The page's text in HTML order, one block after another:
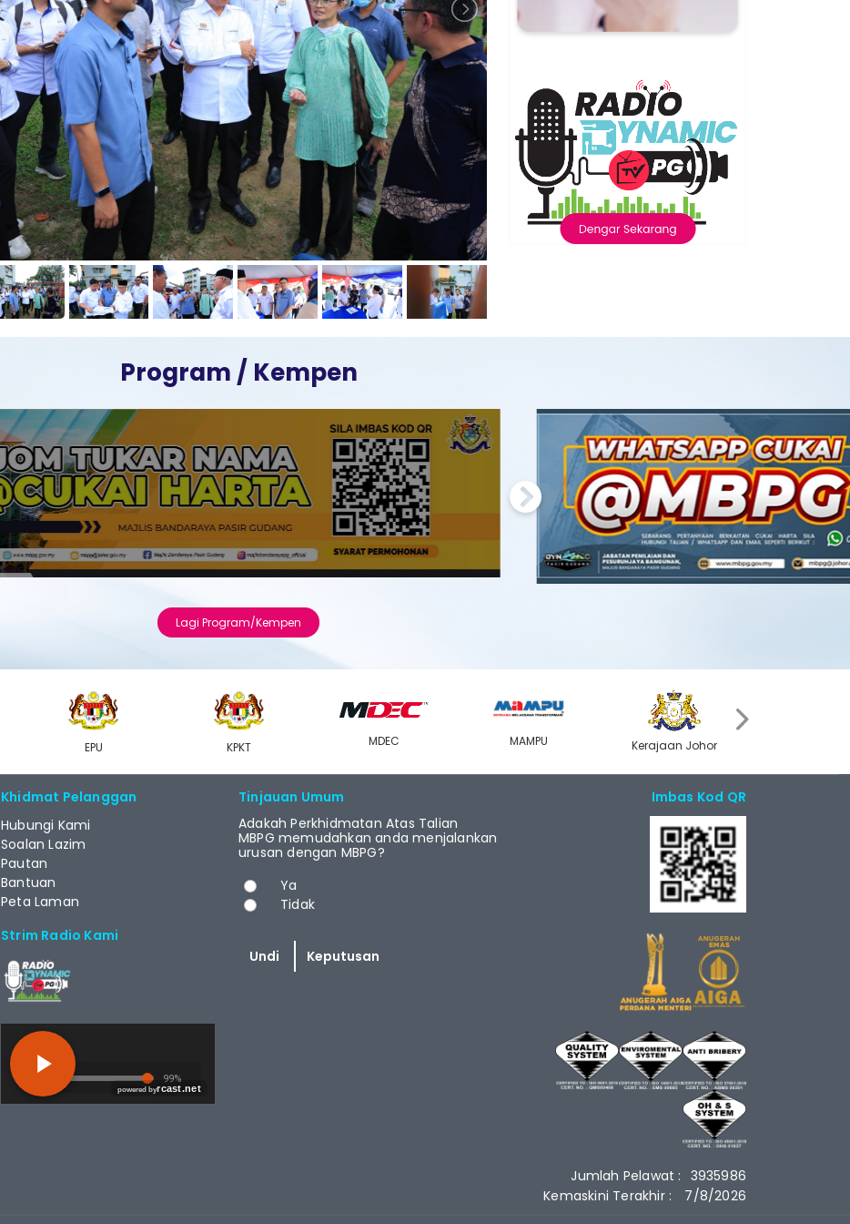
Program / Kempen
Lagi Program/Kempen
EPU KPKT MDEC MAMPU Kerajaan Johor
Khidmat Pelanggan
Hubungi Kami
Soalan Lazim
Pautan
Bantuan
Peta Laman
Strim Radio Kami
Tinjauan Umum
Adakah Perkhidmatan Atas Talian
MBPG memudahkan anda menjalankan
urusan dengan MBPG?
Pilihan
Ya
Tidak
Imbas Kod QR
Jumlah Pelawat : 3935986
Kemaskini Terakhir :
7/8/2026